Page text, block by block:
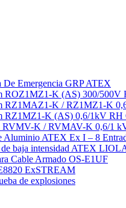
De Emergencia GRP ATEX
ROZ1MZ1-K (AS) 300/500V
RZ1MAZ1-K / RZ1MZ1-K
RZ1MZ1-K (AS) 0,6/1kV RH
RVMV-K / RVMAV-K 0,6/1
Aluminio ATEX Ex I – 8
de baja intensidad ATEX
Cable Armado OS-E1UF
ExSTREAM
de explosiones